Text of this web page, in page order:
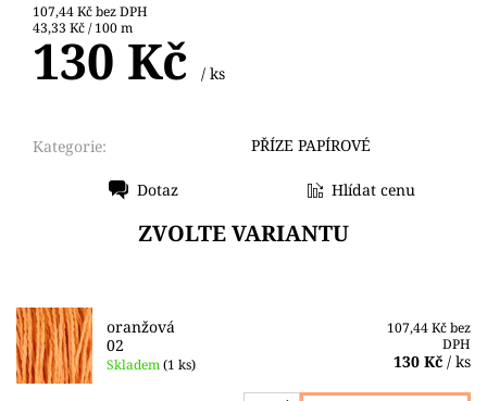
107,44 Kč bez DPH
43,33 Kč / 100 m
130 Kč / ks
Kategorie: PŘÍZE PAPÍROVÉ
Dotaz Hlídat cenu
ZVOLTE VARIANTU
oranžová
02
Skladem(1 ks)
107,44 Kč bez
DPH
130 Kč / ks